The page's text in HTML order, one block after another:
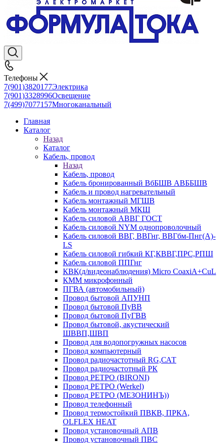
Телефоны
7(901)3820177Электрика
7(901)3328996Освещение
7(499)7077157Многоканальный
Главная
Каталог
Назад
Каталог
Кабель, провод
Назад
Кабель, провод
Кабель бронированный ВбБШВ АВББШВ
Кабель и провод нагревательный
Кабель монтажный МГШВ
Кабель монтажный МКШ
Кабель силовой АВВГ ГОСТ
Кабель силовой NYM однопроволочный
Кабель силовой ВВГ, ВВГнг, ВВГбм-Пнг(А)-
LS
Кабель силовой гибкий КГ,КВВГ,ПРС,РПШ
Кабель силовой ППГнг
КВК(д/видеонаблюдения) Micro CoaxiA+CuL
КММ микрофонный
ПГВА (автомобильный)
Провод бытовой АПУНП
Провод бытовой ПуВВ
Провод бытовой ПуГВВ
Провод бытовой, акустический
ШВВП,ШВП
Провод для водопогружных насосов
Провод компьютерный
Провод радиочастотный RG,САТ
Провод радиочастотный РК
Провод РЕТРО (BIRONI)
Провод РЕТРО (Werkel)
Провод РЕТРО (МЕЗОНИНЪ))
Провод телефонный
Провод термостойкий ПВКВ, ПРКА,
OLFLEX HEAT
Провод установочный АПВ
Провод установочный ПВС